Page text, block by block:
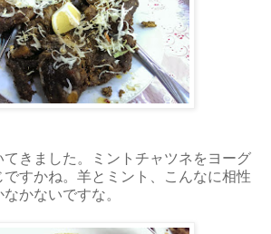
てきました。ミントチャツネをヨーグ
すかね。羊とミント、こんなに相性
かないですな。